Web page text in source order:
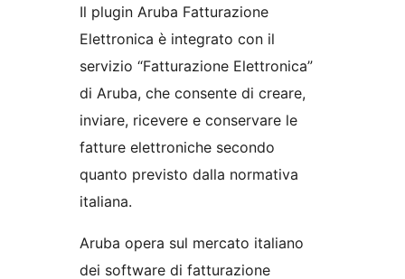
Il plugin Aruba Fatturazione
Elettronica è integrato con il
servizio “Fatturazione Elettronica”
di Aruba, che consente di creare,
inviare, ricevere e conservare le
fatture elettroniche secondo
quanto previsto dalla normativa
italiana.
Aruba opera sul mercato italiano
dei software di fatturazione